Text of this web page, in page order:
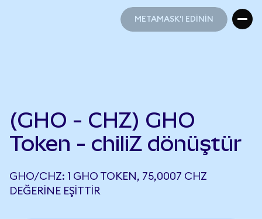
METAMASK'I EDİNİN
(GHO - CHZ) GHO
Token - chiliZ dönüştür
GHO/CHZ: 1 GHO TOKEN, 75,0007 CHZ
DEĞERINE EŞITTIR